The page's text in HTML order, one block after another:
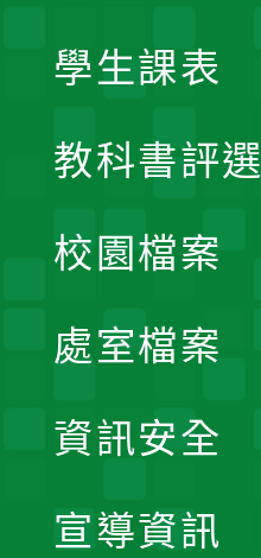
學生課表
教科書評選
校園檔案
處室檔案
資訊安全
宣導資訊